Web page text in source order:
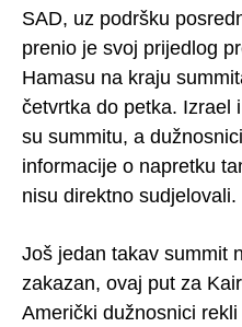
SAD, uz podršku
prenio je svoj prijedlog
Hamasu na kraju
četvrtka do petka. Izrael
su summitu, a
informacije o napretku
nisu direktno sudjelovali.
Još jedan takav summit
zakazan, ovaj put za
Američki dužnosnici